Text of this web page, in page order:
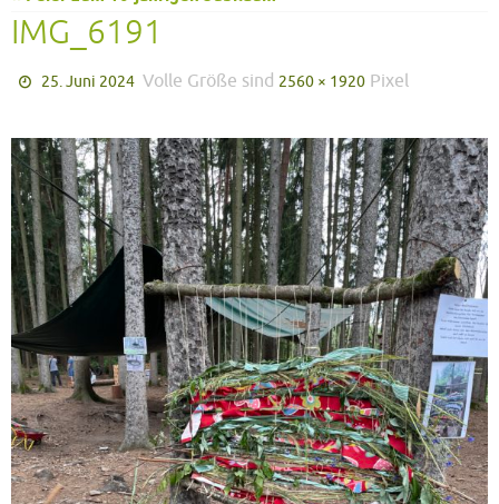
IMG_6191
25. Juni 2024 Volle Größe sind 2560 × 1920 Pixel